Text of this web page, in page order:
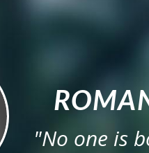
"No one is